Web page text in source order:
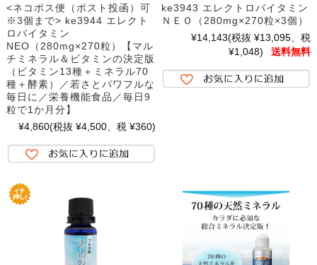
<ネコポス便（ポスト投函）可
※3個まで> ke3944 エレクト
ロバイタミン
NEO（280mg×270粒）【マル
チミネラル＆ビタミンの決定版
（ビタミン13種＋ミネラル70
種＋酵素）／若さとパワフルな
毎日に／栄養機能食品／毎日9
粒で1か月分】
¥4,860(税抜 ¥4,500、税 ¥360)
ke3943 エレクトロバイタミン
ＮＥＯ（280mg×270粒×3個）
¥14,143(税抜 ¥13,095、税
¥1,048)
送料無料